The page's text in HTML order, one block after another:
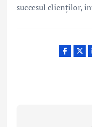
succesul clienților,